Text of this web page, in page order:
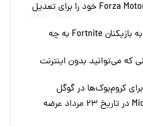
استودیوی سازنده Forza Motorsport خود را برای تعدیل
غرامت ۱۲۶ میلیون دلاری به بازیکنان Fortnite به چه
که می‌توانید بدون اینترنت
کروم‌بوک‌ها در گوگل
بازی Midnight Murder Club در تاریخ ۲۳ مرداد عرضه